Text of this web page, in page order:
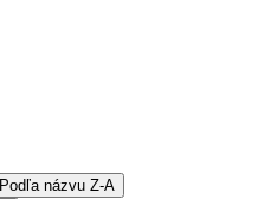
Podľa názvu Z-A